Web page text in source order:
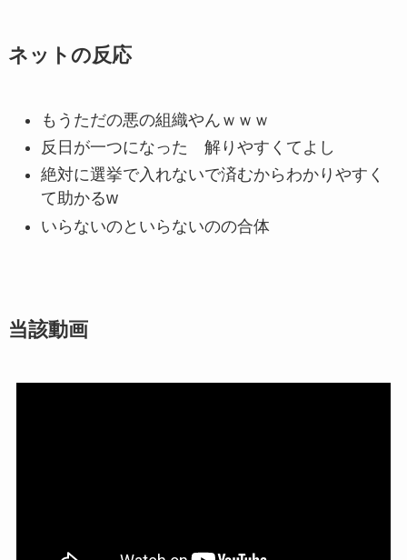
ネットの反応
もうただの悪の組織やんｗｗｗ
反日が一つになった 解りやすくてよし
絶対に選挙で入れないで済むからわかりやすく
て助かるw
いらないのといらないのの合体
当該動画